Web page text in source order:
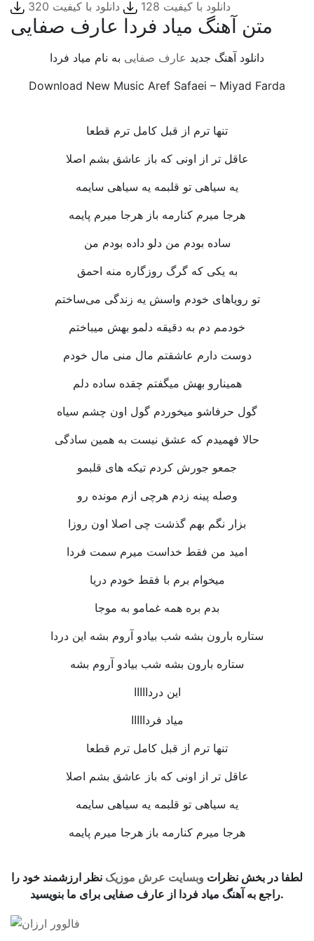
دانلود با کیفیت 128 دانلود با کیفیت 320
متن آهنگ میاد فردا عارف صفایی
دانلود آهنگ جدید عارف صفایی به نام میاد فردا
Download New Music Aref Safaei – Miyad Farda
تنها ترم از قبل کامل ترم قطعا
عاقل تر از اونی که باز عاشق بشم اصلا
یه سیاهی تو قلبمه یه سیاهی سایمه
هرجا میرم کنارمه باز هرجا میرم پایمه
ساده بودم من دلو داده بودم من
به یکی که گرگ روزگاره منه احمق
تو رویاهای خودم واسش یه زندگی می‌ساختم
خودمم دم به دقیقه دلمو بهش میباختم
دوست دارم عاشقتم مال منی مال خودم
همینارو بهش میگفتم چقده ساده دلم
گول حرفاشو میخوردم گول اون چشم سیاه
حالا فهمیدم که عشق نیست به همین سادگی
جمعو جورش کردم تیکه های قلبمو
وصله پینه زدم هرچی ازم مونده رو
بزار نگم بهم گذشت چی اصلا اون روزا
امید من فقط خداست میرم سمت فردا
میخوام برم با فقط خودم دریا
بدم بره همه غمامو به موجا
ستاره بارون بشه شب بیادو آروم بشه این دردا
ستاره بارون بشه شب بیادو آروم بشه
این دردااااا
میاد فردااااا
تنها ترم از قبل کامل ترم قطعا
عاقل تر از اونی که باز عاشق بشم اصلا
یه سیاهی تو قلبمه یه سیاهی سایمه
هرجا میرم کنارمه باز هرجا میرم پایمه
لطفا در بخش نظرات وبسایت عرش موزیک نظر ارزشمند خود را
راجع به آهنگ میاد فردا از عارف صفایی برای ما بنویسید.